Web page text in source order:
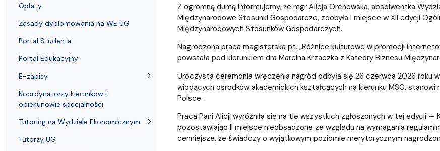
Z ogromną dumą informujemy, że mgr Alicja Orchowska, absolwentka
Międzynarodowe Stosunki Gospodarcze, zdobyła I miejsce w XII edycji
Międzynarodowych Stosunków Gospodarczych.
Nagrodzona praca magisterska pt. „Różnice kulturowe w promocji
powstała pod kierunkiem dra Marcina Krzaczka z Katedry Biznesu
Uroczysta ceremonia wręczenia nagród odbyła się 26 czerwca 2026 roku
wiodących ośrodków akademickich kształcących na kierunku MSG,
Polsce.
Praca Pani Alicji wyróżniła się na tle wszystkich zgłoszonych w tej edycji —
pozostawiając II miejsce nieobsadzone ze względu na wymagania
cenniejsze, że świadczy o wyjątkowym poziomie merytorycznym
Opłaty
Zasady dyplomowania na WE UG
Portal Studenta
Portal Edukacyjny
E-zapisy
Koordynatorzy kierunków i
opiekunowie specjalności
Tutoring na Wydziale Ekonomicznym
Tutorzy UG